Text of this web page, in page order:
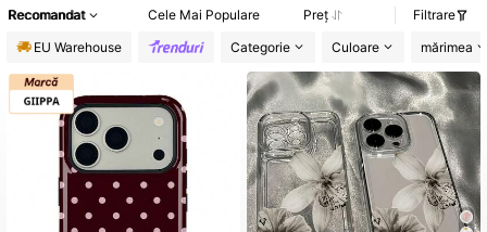
Recomandat Cele Mai Populare Preț
Filtrare
EU Warehouse
Categorie Culoare mărimea